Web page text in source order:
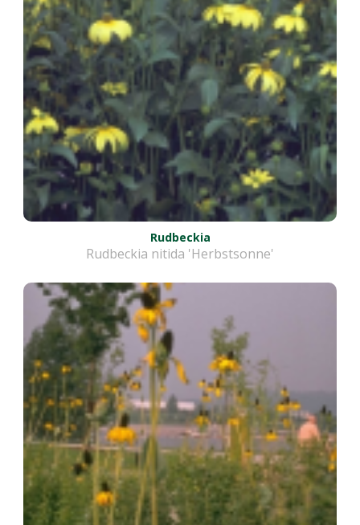
Rudbeckia
Rudbeckia nitida 'Herbstsonne'